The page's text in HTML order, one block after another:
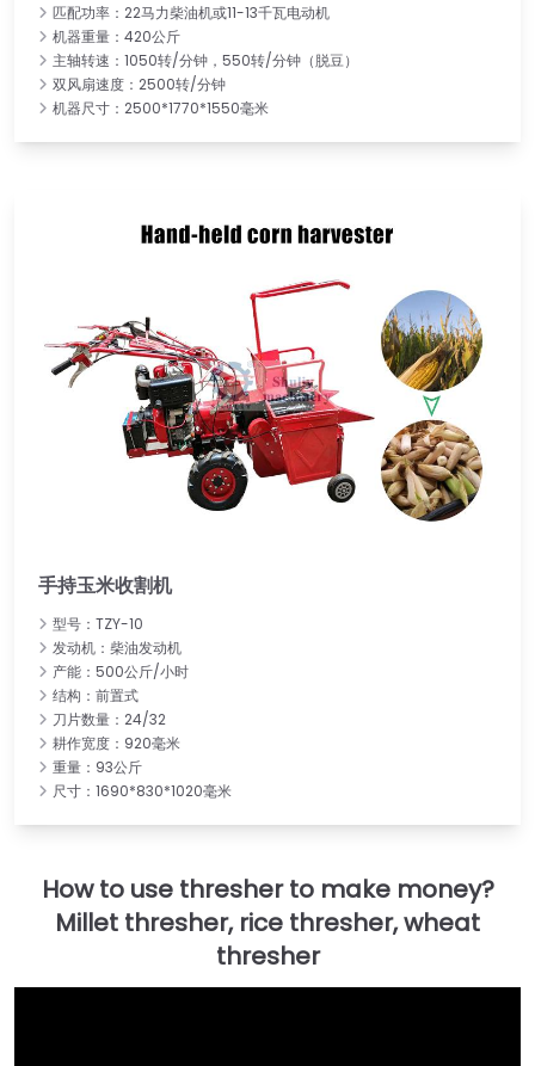
匹配功率：22马力柴油机或11-13千瓦电动机
机器重量：420公斤
主轴转速：1050转/分钟，550转/分钟（脱豆）
双风扇速度：2500转/分钟
机器尺寸：2500*1770*1550毫米
手持玉米收割机
型号：TZY-10
发动机：柴油发动机
产能：500公斤/小时
结构：前置式
刀片数量：24/32
耕作宽度：920毫米
重量：93公斤
尺寸：1690*830*1020毫米